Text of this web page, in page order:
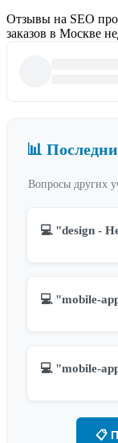
Отзывы на SEO
заказов в Москве
📊
Вопросы других
💻 "design -
💻 "mobile-
💻 "mobile-
📋